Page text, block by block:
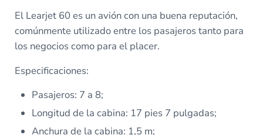
El Learjet 60 es un avión con una buena reputación,
comúnmente utilizado entre los pasajeros tanto para
los negocios como para el placer.
Especificaciones:
Pasajeros: 7 a 8;
Longitud de la cabina: 17 pies 7 pulgadas;
Anchura de la cabina: 1,5 m;